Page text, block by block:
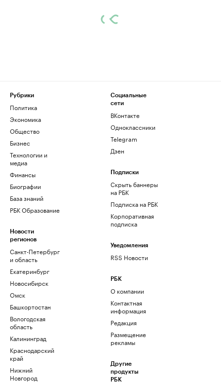
Рубрики
Политика
Экономика
Общество
Бизнес
Технологии и
медиа
Финансы
Биографии
База знаний
РБК Образование
Новости
регионов
Санкт-Петербург
и область
Екатеринбург
Новосибирск
Омск
Башкортостан
Вологодская
область
Калининград
Краснодарский
край
Нижний
Новгород
Социальные
сети
ВКонтакте
Одноклассники
Telegram
Дзен
Подписки
Скрыть баннеры
на РБК
Подписка на РБК
Корпоративная
подписка
Уведомления
RSS Новости
РБК
О компании
Контактная
информация
Редакция
Размещение
рекламы
Другие
продукты
РБК